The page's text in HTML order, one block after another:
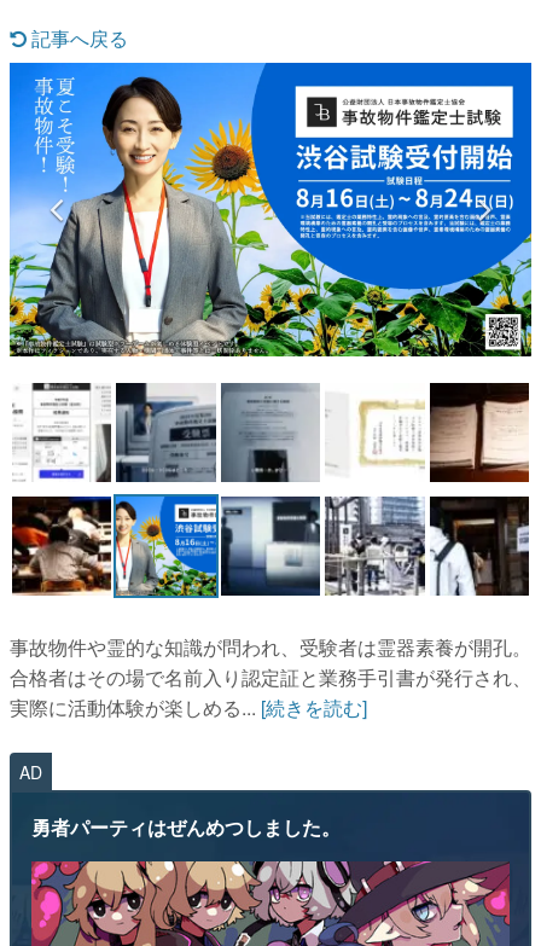
なんでゲームは面白い？
ゲーム開発者・hamatsu氏がゲームの魅力を画面や操作の
具体的な形から解き明かしていく、硬派で骨太な評論連載
です。
ゲームが変えた日本語
「経験値」「裏技」「ラスボス」… ゲームにまつわる言葉
の起源や用法の変遷を、コンピューター文化史研究家・タ
イニーP氏が徹底調査。
カテゴリ
特集記事
マンガ
女性向け
アプリレビュー
その他
電ファミニコゲーマーとは？
運営：株式会社マレ
記事へ戻る
7 / 10
事故物件や霊的な知識が問われ、受験者は霊器素養が開孔。
合格者はその場で名前入り認定証と業務手引書が発行され、
実際に活動体験が楽しめる... [続きを読む]
AD
勇者パーティはぜんめつしました。